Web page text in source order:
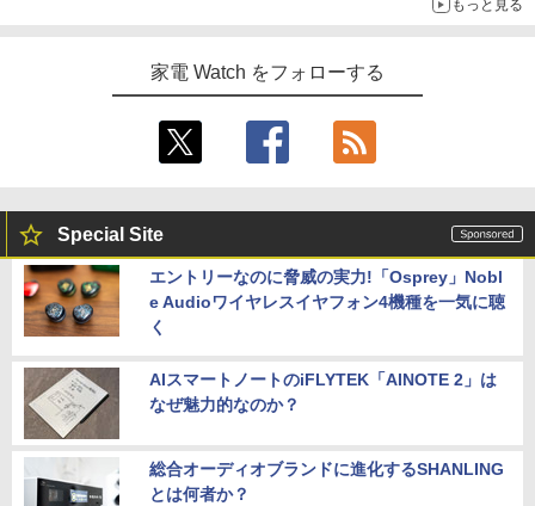
もっと見る
家電 Watch をフォローする
Special Site
エントリーなのに脅威の実力!「Osprey」Nobl
e Audioワイヤレスイヤフォン4機種を一気に聴
く
AIスマートノートのiFLYTEK「AINOTE 2」は
なぜ魅力的なのか？
総合オーディオブランドに進化するSHANLING
とは何者か？